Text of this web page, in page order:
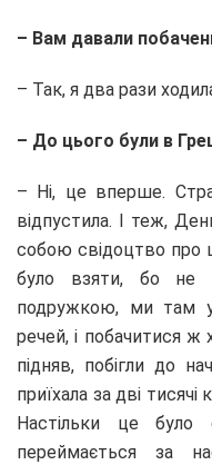
– Вам давали
– Так, я два рази
– До цього були в
– Ні, це вперше.
відпустила. І теж,
собою свідоцтво про
було взяти, бо не
подружкою, ми там
речей, і побачитися ж
підняв, побігли до
приїхала за дві тисячі
Настільки це було
переймається за